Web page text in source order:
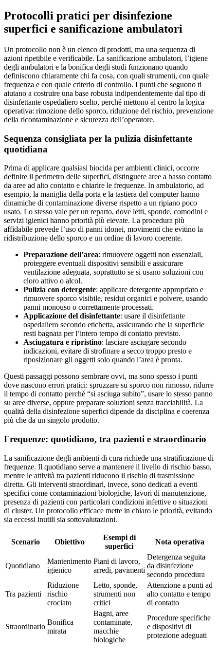
Protocolli pratici per disinfezione
superfici e sanificazione ambulatori
Un protocollo non è un elenco di prodotti, ma una sequenza di
azioni ripetibile e verificabile. La sanificazione ambulatori, l’igiene
degli ambulatori e la bonifica degli studi funzionano quando
definiscono chiaramente chi fa cosa, con quali strumenti, con quale
frequenza e con quale criterio di controllo. I punti che seguono ti
aiutano a costruire una base robusta indipendentemente dal tipo di
disinfettante ospedaliero scelto, perché mettono al centro la logica
operativa: rimozione dello sporco, riduzione del rischio, prevenzione
della ricontaminazione e sicurezza dell’operatore.
Sequenza consigliata per la pulizia disinfettante
quotidiana
Prima di applicare qualsiasi biocida per ambienti clinici, occorre
definire il perimetro delle superfici, distinguere aree a basso contatto
da aree ad alto contatto e chiarire le frequenze. In ambulatorio, ad
esempio, la maniglia della porta e la tastiera del computer hanno
dinamiche di contaminazione diverse rispetto a un ripiano poco
usato. Lo stesso vale per un reparto, dove letti, sponde, comodini e
servizi igienici hanno priorità più elevate. La procedura più
affidabile prevede l’uso di panni idonei, movimenti che evitino la
ridistribuzione dello sporco e un ordine di lavoro coerente.
Preparazione dell’area: rimuovere oggetti non essenziali,
proteggere eventuali dispositivi sensibili e assicurare
ventilazione adeguata, soprattutto se si usano soluzioni con
cloro attivo o alcol.
Pulizia con detergente: applicare detergente appropriato e
rimuovere sporco visibile, residui organici e polvere, usando
panni monouso o correttamente processati.
Applicazione del disinfettante: usare il disinfettante
ospedaliero secondo etichetta, assicurando che la superficie
resti bagnata per l’intero tempo di contatto previsto.
Asciugatura e ripristino: lasciare asciugare secondo
indicazioni, evitare di strofinare a secco troppo presto e
riposizionare gli oggetti solo quando l’area è pronta.
Questi passaggi possono sembrare ovvi, ma sono spesso i punti
dove nascono errori pratici: spruzzare su sporco non rimosso, ridurre
il tempo di contatto perché “si asciuga subito”, usare lo stesso panno
su aree diverse, oppure preparare soluzioni senza tracciabilità. La
qualità della disinfezione superfici dipende da disciplina e coerenza
più che da un singolo prodotto.
Frequenze: quotidiano, tra pazienti e straordinario
La sanificazione degli ambienti di cura richiede una stratificazione di
frequenze. Il quotidiano serve a mantenere il livello di rischio basso,
mentre le attività tra pazienti riducono il rischio di trasmissione
diretta. Gli interventi straordinari, invece, sono dedicati a eventi
specifici come contaminazioni biologiche, lavori di manutenzione,
presenza di pazienti con particolari condizioni infettive o situazioni
di cluster. Un protocollo efficace mette in chiaro le priorità, evitando
sia eccessi inutili sia sottovalutazioni.
Scenario Obiettivo
Esempi di
superfici
Nota operativa
Quotidiano
Mantenimento
igienico
Piani di lavoro,
arredi, pavimenti
Detergenza seguita
da disinfezione
secondo procedura
Tra pazienti
Riduzione
rischio
crociato
Letto, sponde,
strumenti non
critici
Attenzione a punti ad
alto contatto e tempo
di contatto
Straordinario
Bonifica
mirata
Bagni, aree
contaminate,
macchie
biologiche
Procedure specifiche
e dispositivi di
protezione adeguati